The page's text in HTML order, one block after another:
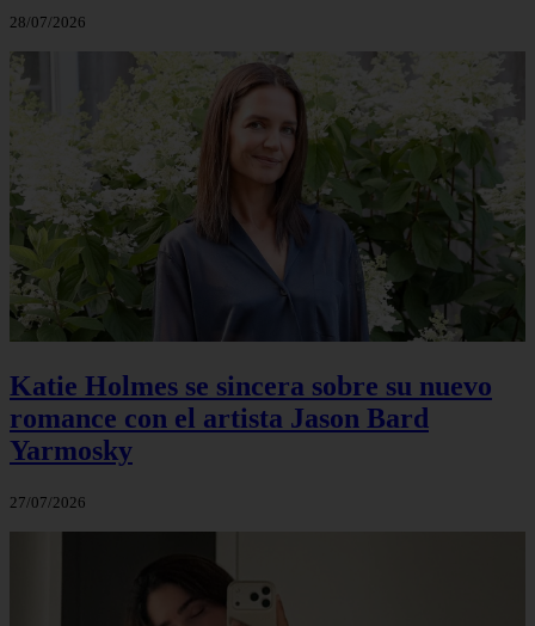
28/07/2026
Katie Holmes se sincera sobre su nuevo
romance con el artista Jason Bard
Yarmosky
27/07/2026